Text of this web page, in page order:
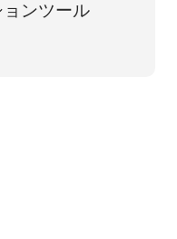
ンツール